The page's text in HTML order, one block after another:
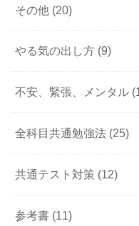
その他 (20)
やる気の出し方 (9)
不安、緊張、メンタル
全科目共通勉強法 (25)
共通テスト対策 (12)
参考書 (11)